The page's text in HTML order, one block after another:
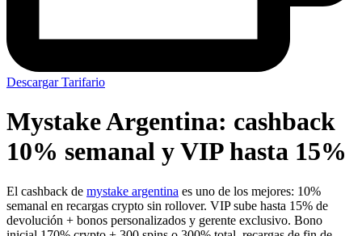
Descargar Tarifario
Mystake Argentina: cashback
10% semanal y VIP hasta 15%
El cashback de mystake argentina es uno de los mejores: 10%
semanal en recargas crypto sin rollover. VIP sube hasta 15% de
devolución + bonos personalizados y gerente exclusivo. Bono